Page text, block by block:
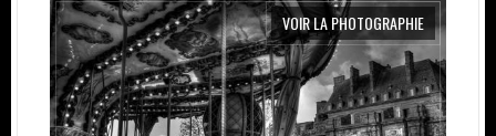
VOIR LA PHOTOGRAPHIE